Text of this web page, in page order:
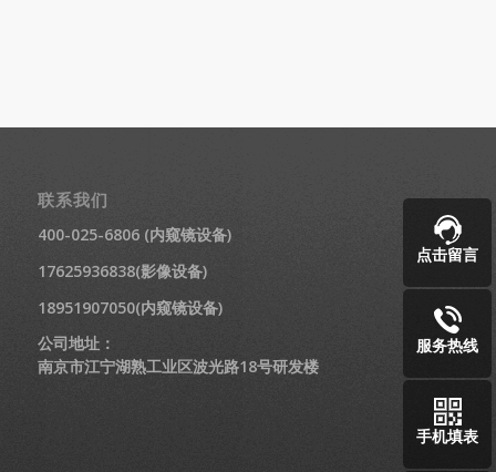
联系我们
400-025-6806 (内窥镜设备)
17625936838(影像设备)
18951907050(内窥镜设备)
公司地址：
南京市江宁湖熟工业区波光路18号研发楼
点击留言
服务热线
手机填表